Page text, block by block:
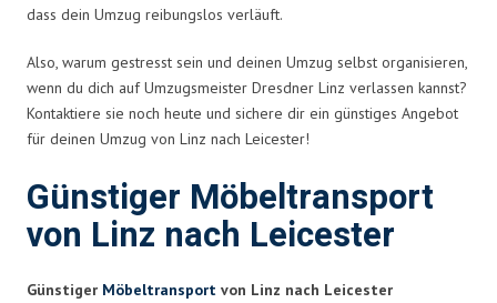
dass dein Umzug reibungslos verläuft.
Also, warum gestresst sein und deinen Umzug selbst organisieren,
wenn du dich auf Umzugsmeister Dresdner Linz verlassen kannst?
Kontaktiere sie noch heute und sichere dir ein günstiges Angebot
für deinen Umzug von Linz nach Leicester!
Günstiger Möbeltransport
von Linz nach Leicester
Günstiger Möbeltransport von Linz nach Leicester